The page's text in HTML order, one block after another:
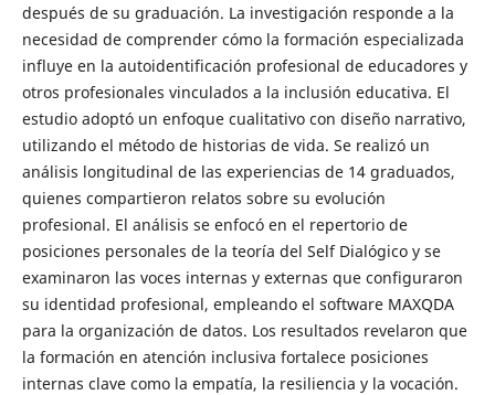
después de su graduación. La investigación responde a la
necesidad de comprender cómo la formación especializada
influye en la autoidentificación profesional de educadores y
otros profesionales vinculados a la inclusión educativa. El
estudio adoptó un enfoque cualitativo con diseño narrativo,
utilizando el método de historias de vida. Se realizó un
análisis longitudinal de las experiencias de 14 graduados,
quienes compartieron relatos sobre su evolución
profesional. El análisis se enfocó en el repertorio de
posiciones personales de la teoría del Self Dialógico y se
examinaron las voces internas y externas que configuraron
su identidad profesional, empleando el software MAXQDA
para la organización de datos. Los resultados revelaron que
la formación en atención inclusiva fortalece posiciones
internas clave como la empatía, la resiliencia y la vocación.